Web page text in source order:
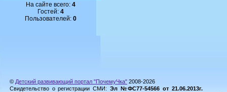
На сайте всего: 4
Гостей: 4
Пользователей: 0
© Детский развивающий портал "ПочемуЧка" 2008-2026
Свидетельство о регистрации СМИ: Эл №ФС77-54566 от 21.06.2013г.